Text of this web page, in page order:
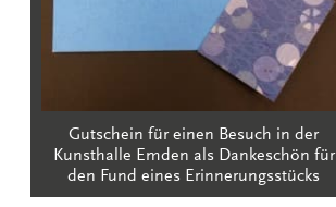
Gutschein für einen Besuch in der
Kunsthalle Emden als Dankeschön für
den Fund eines Erinnerungsstücks